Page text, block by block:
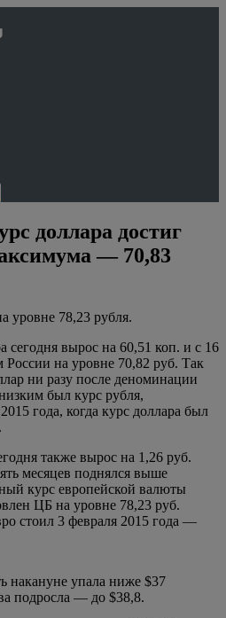
доллара достиг
— 70,83
уровне 78,23 рубля.
вырос на 60,51 коп. и с 16
России на уровне 70,82 руб. Так
ни разу после деноминации
был курс рубля,
года, когда курс доллара был
также вырос на 1,26 руб.
месяцев поднялся выше
курс европейской валюты
ЦБ на уровне 78,23 руб.
стоил 3 февраля 2015 года —
накануне упала ниже $37
подросла — до $38,8.